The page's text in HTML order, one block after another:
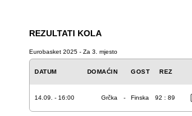
REZULTATI KOLA
Eurobasket 2025 - Za 3. mjesto
DATUM DOMAĆIN GOST REZ
14.09. - 16:00 Grčka - Finska 92 : 89